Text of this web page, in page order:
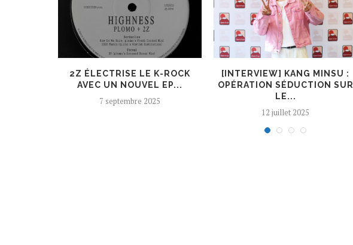
2Z ÉLECTRISE LE K-ROCK
AVEC UN NOUVEL EP...
7 septembre 2025
[INTERVIEW] KANG MINSU :
OPÉRATION SÉDUCTION SUR
LE...
12 juillet 2025